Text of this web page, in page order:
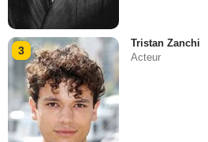
3
Tristan Zanchi
Acteur